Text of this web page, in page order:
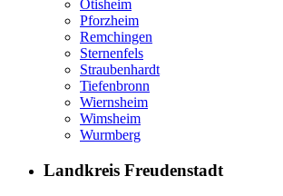
Ötisheim
Pforzheim
Remchingen
Sternenfels
Straubenhardt
Tiefenbronn
Wiernsheim
Wimsheim
Wurmberg
Landkreis Freudenstadt